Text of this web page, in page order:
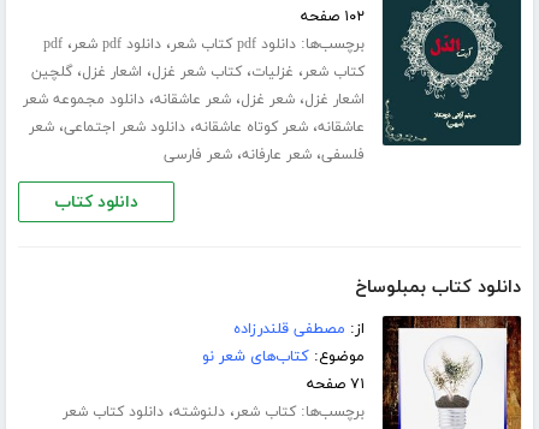
۱۰۲ صفحه
برچسب‌ها:دانلود pdf کتاب شعر ،دانلود pdf شعر ،pdf
کتاب شعر، غزلیات،کتاب شعر غزل، اشعار غزل،گلچین
اشعار غزل،شعر غزل،شعر عاشقانه،دانلود مجموعه شعر
عاشقانه،شعر کوتاه عاشقانه،دانلود شعر اجتماعی،شعر
فلسفی،شعر عارفانه،شعر فارسی
دانلود کتاب
دانلود کتاب بمبلوساخ
از: مصطفی قلندرزاده
موضوع:کتاب‌های شعر نو
۷۱ صفحه
برچسب‌ها:کتاب شعر،دلنوشته،دانلود کتاب شعر